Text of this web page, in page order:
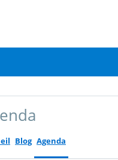
Blog Agenda